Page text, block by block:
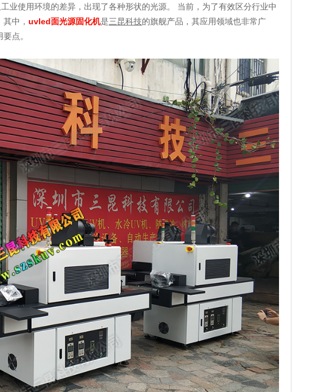
业使用环境的差异，出现了各种形状的光源。 当前，为了有效区分行业中
中， uvled面光源固化机是三昆科技的旗舰产品，其应用领域也非常广
点。